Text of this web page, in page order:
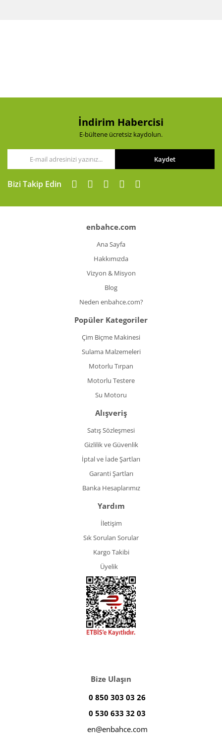
İndirim Habercisi
E-bültene ücretsiz kaydolun.
Kaydet
Bizi Takip Edin
enbahce.com
Ana Sayfa
Hakkımızda
Vizyon & Misyon
Blog
Neden enbahce.com?
Popüler Kategoriler
Çim Biçme Makinesi
Sulama Malzemeleri
Motorlu Tırpan
Motorlu Testere
Su Motoru
Alışveriş
Satış Sözleşmesi
Gizlilik ve Güvenlik
İptal ve İade Şartları
Garanti Şartları
Banka Hesaplarımız
Yardım
İletişim
Sık Sorulan Sorular
Kargo Takibi
Üyelik
Bize Ulaşın
0 850 303 03 26
0 530 633 32 03
en@enbahce.com